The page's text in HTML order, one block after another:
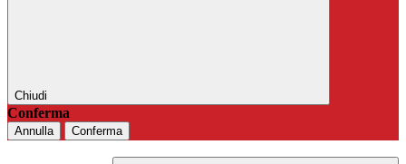
Chiudi
Conferma
Annulla Conferma